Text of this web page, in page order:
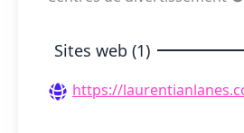
Sites web (1)
https://